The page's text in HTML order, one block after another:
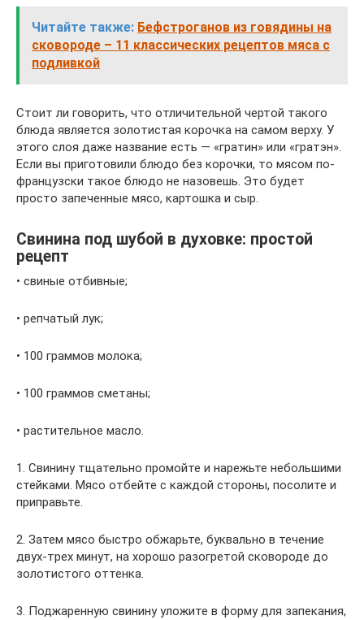
Читайте также: Бефстроганов из говядины на
сковороде – 11 классических рецептов мяса с
подливкой
Стоит ли говорить, что отличительной чертой такого
блюда является золотистая корочка на самом верху. У
этого слоя даже название есть — «гратин» или «гратэн».
Если вы приготовили блюдо без корочки, то мясом по-
французски такое блюдо не назовешь. Это будет
просто запеченные мясо, картошка и сыр.
Свинина под шубой в духовке: простой
рецепт
• свиные отбивные;
• репчатый лук;
• 100 граммов молока;
• 100 граммов сметаны;
• растительное масло.
1. Свинину тщательно промойте и нарежьте небольшими
стейками. Мясо отбейте с каждой стороны, посолите и
приправьте.
2. Затем мясо быстро обжарьте, буквально в течение
двух-трех минут, на хорошо разогретой сковороде до
золотистого оттенка.
3. Поджаренную свинину уложите в форму для запекания,